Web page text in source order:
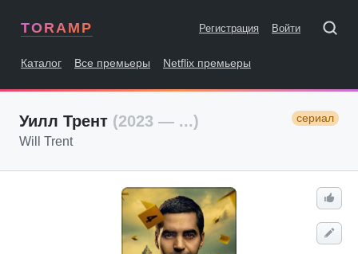
TORAMP Регистрация Войти
Каталог Все премьеры Netflix премьеры
Уилл Трент (2023 — ...) сериал
Will Trent